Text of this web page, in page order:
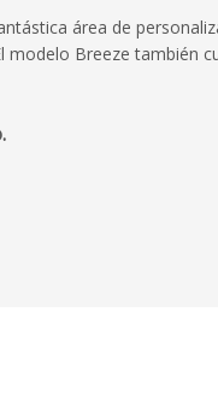
área de
Breeze también